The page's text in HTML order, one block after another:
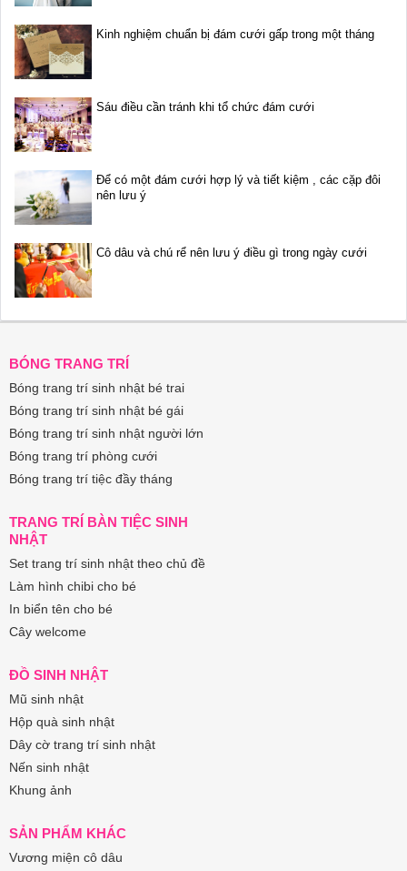
Kinh nghiệm chuẩn bị đám cưới gấp trong một tháng
Sáu điều cần tránh khi tổ chức đám cưới
Để có một đám cưới hợp lý và tiết kiệm , các cặp đôi
nên lưu ý
Cô dâu và chú rể nên lưu ý điều gì trong ngày cưới
BÓNG TRANG TRÍ
Bóng trang trí sinh nhật bé trai
Bóng trang trí sinh nhật bé gái
Bóng trang trí sinh nhật người lớn
Bóng trang trí phòng cưới
Bóng trang trí tiệc đầy tháng
TRANG TRÍ BÀN TIỆC SINH
NHẬT
Set trang trí sinh nhật theo chủ đề
Làm hình chibi cho bé
In biển tên cho bé
Cây welcome
ĐỒ SINH NHẬT
Mũ sinh nhật
Hộp quà sinh nhật
Dây cờ trang trí sinh nhật
Nến sinh nhật
Khung ảnh
SẢN PHẨM KHÁC
Vương miện cô dâu